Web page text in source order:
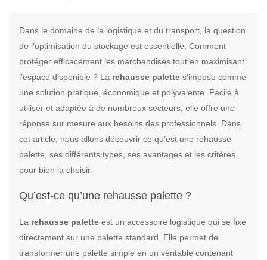
Dans le domaine de la logistique et du transport, la question
de l’optimisation du stockage est essentielle. Comment
protéger efficacement les marchandises tout en maximisant
l’espace disponible ? La rehausse palettes’impose comme
une solution pratique, économique et polyvalente. Facile à
utiliser et adaptée à de nombreux secteurs, elle offre une
réponse sur mesure aux besoins des professionnels. Dans
cet article, nous allons découvrir ce qu’est une rehausse
palette, ses différents types, ses avantages et les critères
pour bien la choisir.
Qu’est-ce qu’une rehausse palette ?
La rehausse paletteest un accessoire logistique qui se fixe
directement sur une palette standard. Elle permet de
transformer une palette simple en un véritable contenant